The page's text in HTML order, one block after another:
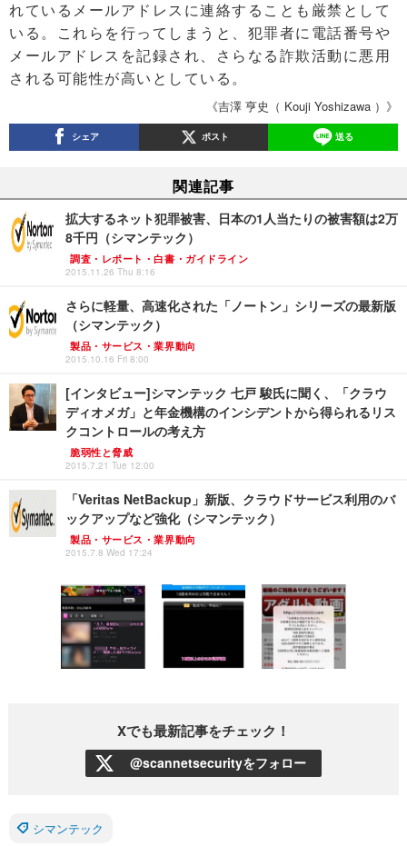
れているメールアドレスに連絡することも厳禁として
いる。これらを行ってしまうと、犯罪者に電話番号や
メールアドレスを記録され、さらなる詐欺活動に悪用
される可能性が高いとしている。
《吉澤 亨史（ Kouji Yoshizawa ）》
シェア ポスト 送る
関連記事
拡大するネット犯罪被害、日本の1人当たりの被害額は2万
8千円（シマンテック）
調査・レポート・白書・ガイドライン
2015.11.26 Thu 8:16
さらに軽量、高速化された「ノートン」シリーズの最新版
（シマンテック）
製品・サービス・業界動向
2015.10.16 Fri 8:00
[インタビュー]シマンテック 七戸 駿氏に聞く、「クラウ
ディオメガ」と年金機構のインシデントから得られるリス
クコントロールの考え方
脆弱性と脅威
2015.7.21 Tue 12:00
「Veritas NetBackup」新版、クラウドサービス利用のバ
ックアップなど強化（シマンテック）
製品・サービス・業界動向
2015.7.8 Wed 17:24
Xでも最新記事をチェック！
@scannetsecurityをフォロー
シマンテック